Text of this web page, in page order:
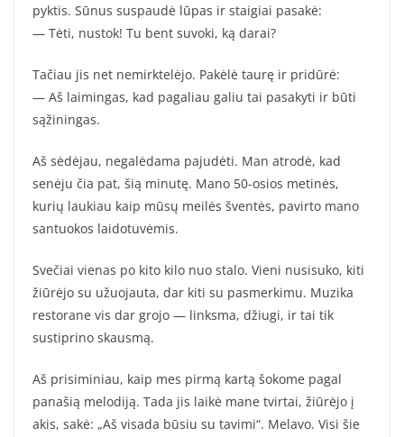
pyktis. Sūnus suspaudė lūpas ir staigiai pasakė:
— Tėti, nustok! Tu bent suvoki, ką darai?
Tačiau jis net nemirktelėjo. Pakėlė taurę ir pridūrė:
— Aš laimingas, kad pagaliau galiu tai pasakyti ir būti
sąžiningas.
Aš sėdėjau, negalėdama pajudėti. Man atrodė, kad
senėju čia pat, šią minutę. Mano 50-osios metinės,
kurių laukiau kaip mūsų meilės šventės, pavirto mano
santuokos laidotuvėmis.
Svečiai vienas po kito kilo nuo stalo. Vieni nusisuko, kiti
žiūrėjo su užuojauta, dar kiti su pasmerkimu. Muzika
restorane vis dar grojo — linksma, džiugi, ir tai tik
sustiprino skausmą.
Aš prisiminiau, kaip mes pirmą kartą šokome pagal
panašią melodiją. Tada jis laikė mane tvirtai, žiūrėjo į
akis, sakė: „Aš visada būsiu su tavimi“. Melavo. Visi šie